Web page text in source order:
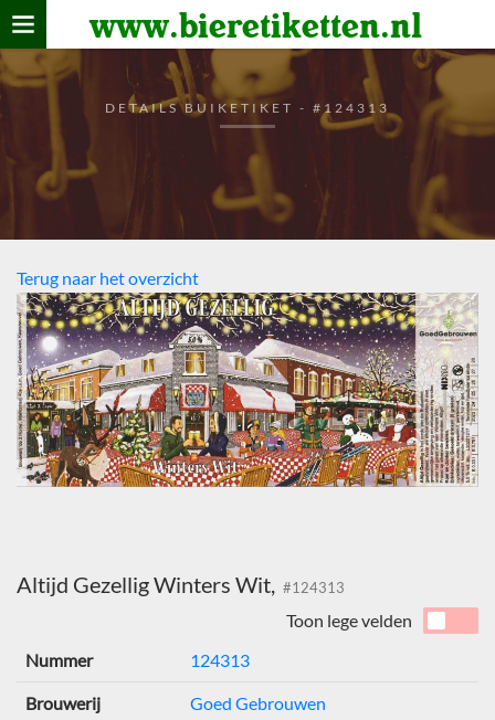
www.bieretiketten.nl
Home
verzamelen
De bierkaart
Bezoekers
DETAILS BUIKETIKET - #124313
Terug naar het overzicht
Altijd Gezellig Winters Wit, #124313
Toon lege velden
Nummer
124313
Brouwerij Goed Gebrouwen